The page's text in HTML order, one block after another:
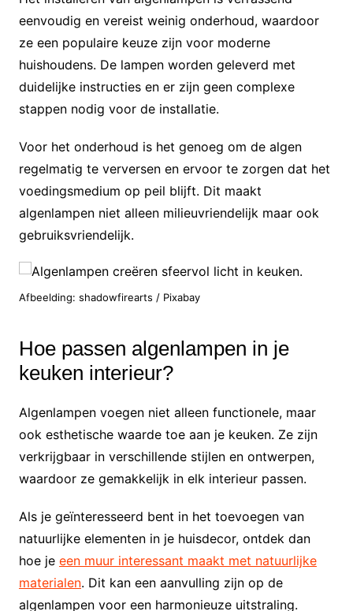
eenvoudig en vereist weinig onderhoud, waardoor
ze een populaire keuze zijn voor moderne
huishoudens. De lampen worden geleverd met
duidelijke instructies en er zijn geen complexe
stappen nodig voor de installatie.
Voor het onderhoud is het genoeg om de algen
regelmatig te verversen en ervoor te zorgen dat het
voedingsmedium op peil blijft. Dit maakt
algenlampen niet alleen milieuvriendelijk maar ook
gebruiksvriendelijk.
Afbeelding: shadowfirearts / Pixabay
Hoe passen algenlampen in je
keuken interieur?
Algenlampen voegen niet alleen functionele, maar
ook esthetische waarde toe aan je keuken. Ze zijn
verkrijgbaar in verschillende stijlen en ontwerpen,
waardoor ze gemakkelijk in elk interieur passen.
Als je geïnteresseerd bent in het toevoegen van
natuurlijke elementen in je huisdecor, ontdek dan
hoe je een muur interessant maakt met natuurlijke
materialen. Dit kan een aanvulling zijn op de
algenlampen voor een harmonieuze uitstraling.